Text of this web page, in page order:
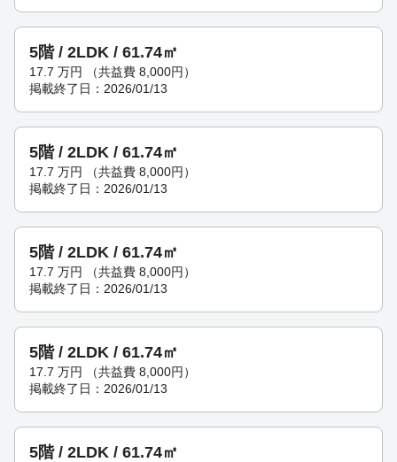
5階 / 2LDK / 61.74㎡
17.7 万円 （共益費 8,000円）
掲載終了日：2026/01/13
5階 / 2LDK / 61.74㎡
17.7 万円 （共益費 8,000円）
掲載終了日：2026/01/13
5階 / 2LDK / 61.74㎡
17.7 万円 （共益費 8,000円）
掲載終了日：2026/01/13
5階 / 2LDK / 61.74㎡
17.7 万円 （共益費 8,000円）
掲載終了日：2026/01/13
5階 / 2LDK / 61.74㎡